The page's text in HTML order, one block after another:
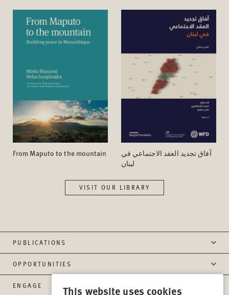
From Maputo to the mountain
آفاق تجدید العقد الاجتماعي في
لبنان
VISIT OUR LIBRARY
PUBLICATIONS
OPPORTUNITIES
ENGAGE This website uses cookies